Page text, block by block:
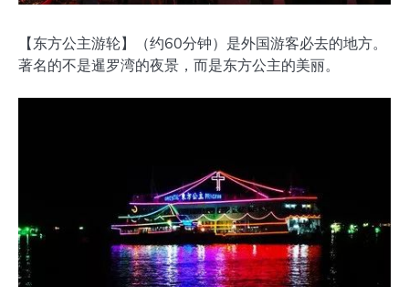
【东方公主游轮】（约60分钟）是外国游客必去的地方。
著名的不是暹罗湾的夜景，而是东方公主的美丽。